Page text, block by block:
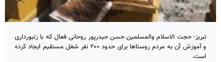
تبریز- حجت الاسلام والمسلمین حسن حیدرپور روحانی فعال که با زنبورداری
و آموزش آن به مردم روستاها برای حدود ۲۰۰ نفر شغل مستقیم ایجاد کرده
است.